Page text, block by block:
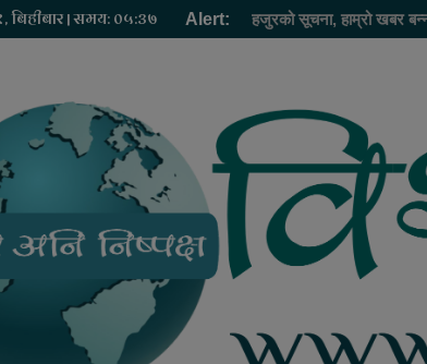
बिहीबार | समय: ०५:३७ Alert: हजुरको सूचना, हाम्रो खबर